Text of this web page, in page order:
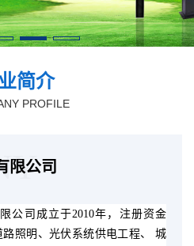
简介
PROFILE
限公司
公司成立于2010年，注册资金
照明、光伏系统供电工程、 城